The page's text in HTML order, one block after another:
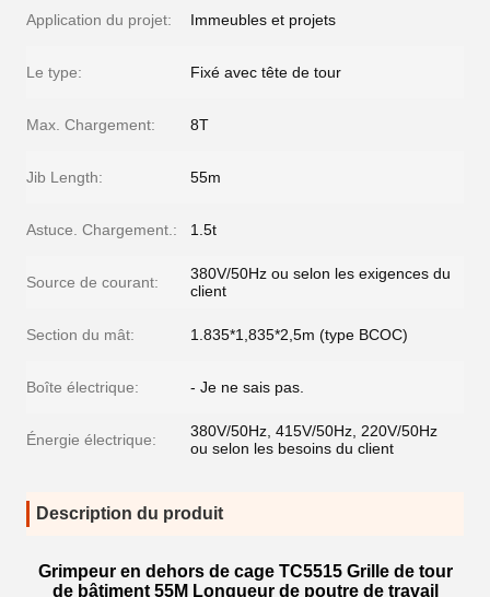
Application du projet: Immeubles et projets
Le type: Fixé avec tête de tour
Max. Chargement: 8T
Jib Length: 55m
Astuce. Chargement.: 1.5t
Source de courant:
380V/50Hz ou selon les exigences du
client
Section du mât: 1.835*1,835*2,5m (type BCOC)
Boîte électrique: - Je ne sais pas.
Énergie électrique:
380V/50Hz, 415V/50Hz, 220V/50Hz
ou selon les besoins du client
Description du produit
Grimpeur en dehors de cage TC5515 Grille de tour
de bâtiment 55M Longueur de poutre de travail